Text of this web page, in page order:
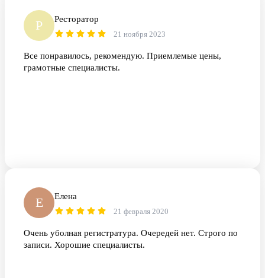
Р Ресторатор
21 ноября 2023
Все понравилось, рекомендую. Приемлемые цены,
грамотные специалисты.
Е Елена
21 февраля 2020
Очень уболная регистратура. Очередей нет. Строго по
записи. Хорошие специалисты.